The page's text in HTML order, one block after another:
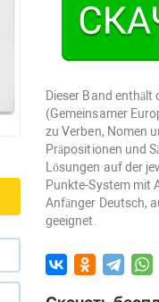
Dieser Band
(Gemeinsamer
zu Verben, Nomen
Präpositionen und
Lösungen auf der
Punkte-System mit
Anfänger Deutsch,
geeignet.